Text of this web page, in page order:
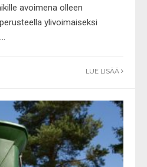
avoimena olleen
ylivoimaiseksi
...
LUE LISÄÄ